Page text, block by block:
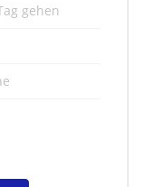
gehen